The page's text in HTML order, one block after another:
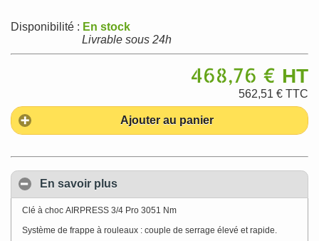
Disponibilité : En stock
Livrable sous 24h
468,76 € HT
562,51 € TTC
Ajouter au panier
En savoir plus
Clé à choc AIRPRESS 3/4 Pro 3051 Nm
Système de frappe à rouleaux : couple de serrage élevé et rapide.